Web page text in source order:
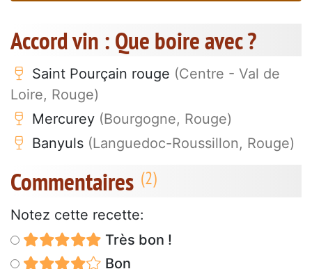
Accord vin : Que boire avec ?
Saint Pourçain rouge (Centre - Val de
Loire, Rouge)
Mercurey (Bourgogne, Rouge)
Banyuls (Languedoc-Roussillon, Rouge)
Commentaires
Notez cette recette:
Très bon !
Bon